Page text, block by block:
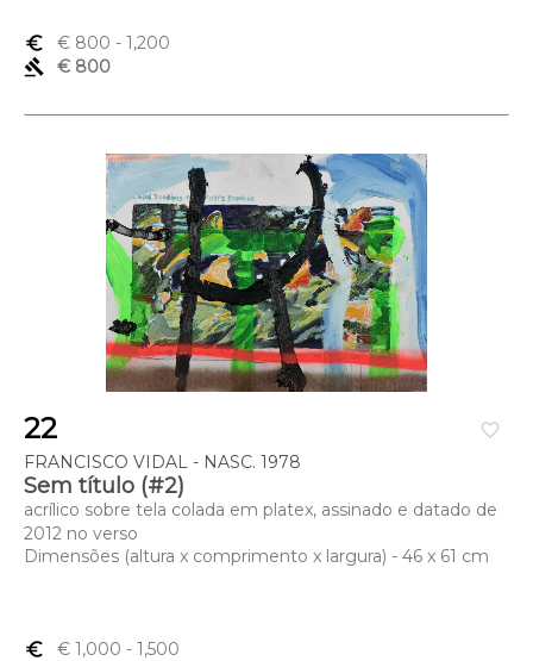
euro_symbol € 800 - 1,200
gavel
€ 800
favorite_border
22
FRANCISCO VIDAL - NASC. 1978
Sem título (#2)
acrílico sobre tela colada em platex, assinado e datado de
2012 no verso
Dimensões (altura x comprimento x largura) - 46 x 61 cm
euro_symbol € 1,000 - 1,500